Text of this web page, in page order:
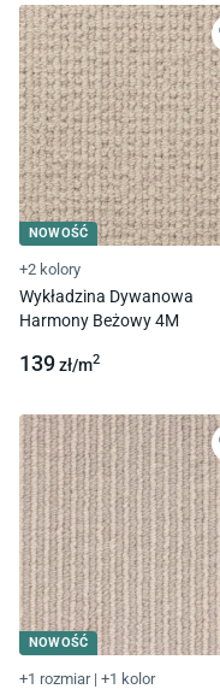
NOWOŚĆ
+2 kolory
Wykładzina Dywanowa
Harmony Beżowy 4M
139zł/m2
NOWOŚĆ
+1 rozmiar | +1 kolor